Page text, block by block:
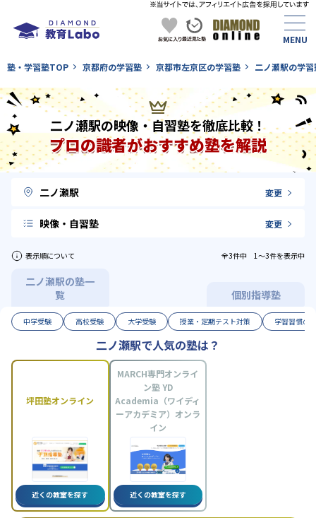
塾・学習塾TOP 京都府の学習塾 京都市左京区の学習塾 二ノ瀬駅の学習
二ノ瀬駅の映像・自習塾を徹底比較！
プロの識者がおすすめ塾を解説
二ノ瀬駅 変更
映像・自習塾 変更
表示順について 全3件中 1〜3件を表示中
二ノ瀬駅の塾一
覧
個別指導塾
中学受験 高校受験 大学受験 授業・定期テスト対策 学習習慣の
二ノ瀬駅で人気の塾は？
坪田塾オンライン
近くの教室を探す
MARCH専門オンライ
ン塾 YD
Academia（ワイディ
ーアカデミア）オンラ
イン
近くの教室を探す